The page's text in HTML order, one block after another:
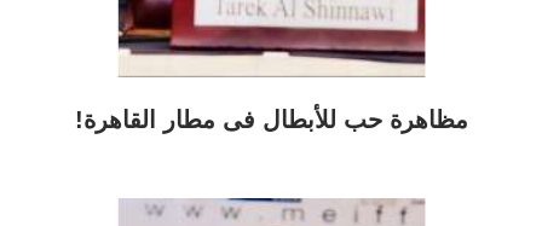
مظاهرة حب للأبطال فى مطار القاهرة!